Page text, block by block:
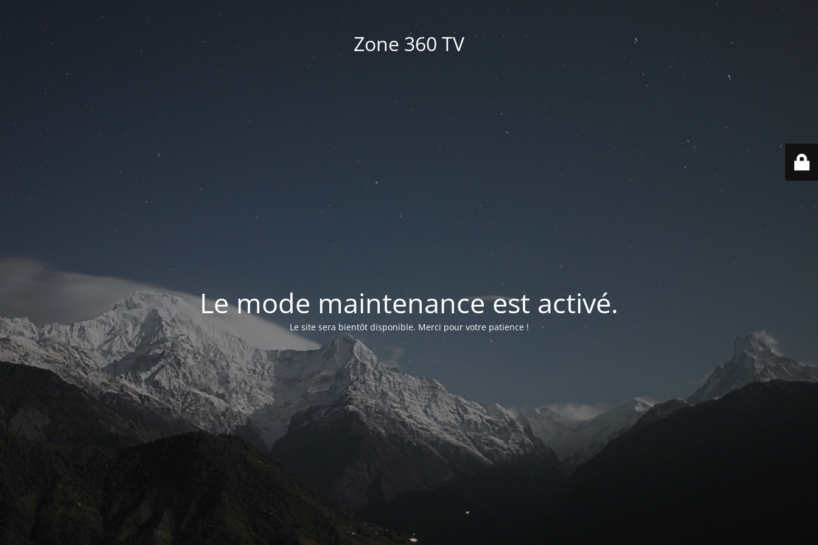
Zone 360 TV
Le mode maintenance est activé.
Le site sera bientôt disponible. Merci pour votre patience !